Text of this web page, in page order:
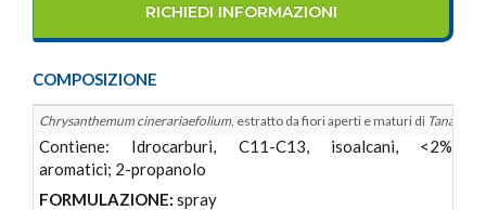
RICHIEDI INFORMAZIONI
COMPOSIZIONE
Chrysanthemum cinerariaefolium, estratto da fiori aperti e maturi di
Contiene: Idrocarburi, C11-C13, isoalcani, <2%
aromatici; 2-propanolo
FORMULAZIONE: spray